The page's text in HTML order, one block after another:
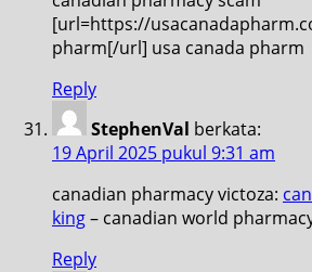
[url=https://
pharm[/url] usa canada pharm
Reply
StephenVal berkata:
19 April 2025 pukul 9:31 am
canadian pharmacy victoza:
king– canadian world
Reply